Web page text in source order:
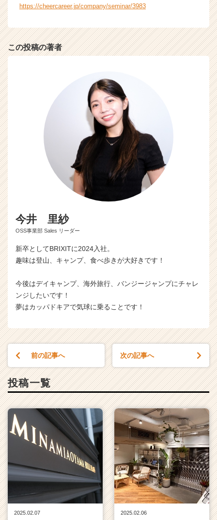
r
a
e
https://cheercareer.jp/company/seminar/3983
この投稿の著者
今井 里紗
OSS事業部 Sales リーダー
新卒としてBRIXITに2024入社。
趣味は登山、キャンプ、食べ歩きが大好きです！
今後はデイキャンプ、海外旅行、バンジージャンプにチャレ
ンジしたいです！
夢はカッパドキアで気球に乗ることです！
前の記事へ 次の記事へ
投稿一覧
2025.02.07 2025.02.06